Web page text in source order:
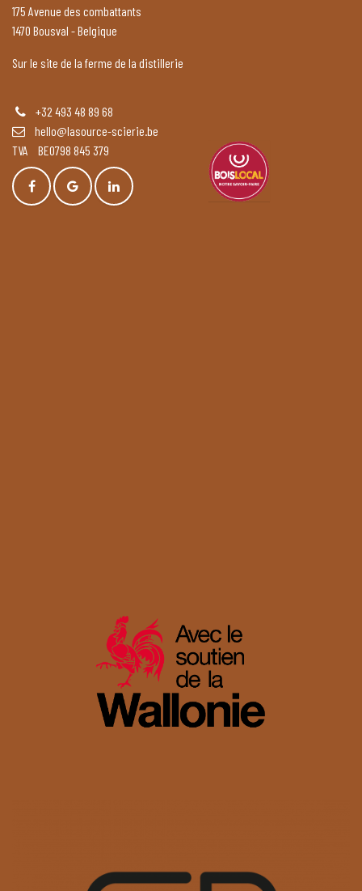
175 Avenue des combattants
1470 Bousval - Belgique
Sur le site de la ferme de la distillerie
+32 493 48 89 68
hello@lasource-scierie.be
TVA BE0798 845 379